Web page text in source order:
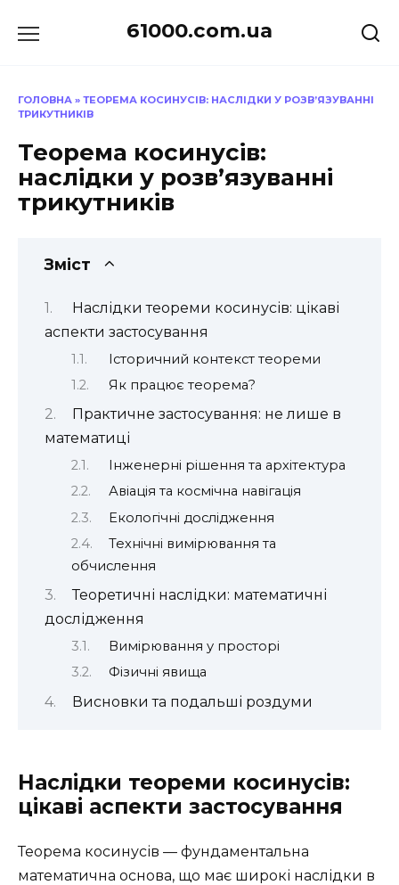
до
61000.com.ua
ГОЛОВНА » ТЕОРЕМА КОСИНУСІВ: НАСЛІДКИ У РОЗВ’ЯЗУВАННІ
ТРИКУТНИКІВ
Теорема косинусів:
наслідки у розв’язуванні
трикутників
Зміст
Наслідки теореми косинусів: цікаві
аспекти застосування
Історичний контекст теореми
Як працює теорема?
Практичне застосування: не лише в
математиці
Інженерні рішення та архітектура
Авіація та космічна навігація
Екологічні дослідження
Технічні вимірювання та
обчислення
Теоретичні наслідки: математичні
дослідження
Вимірювання у просторі
Фізичні явища
Висновки та подальші роздуми
Наслідки теореми косинусів:
цікаві аспекти застосування
Теорема косинусів — фундаментальна
математична основа, що має широкі наслідки в